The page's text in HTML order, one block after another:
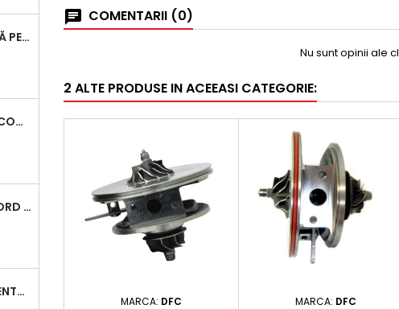
CARTUȘ TURBINĂ PENTRU AUDI A4, A6, SKODA SUPERB ȘI VW PASSAT, MOTOR DIESEL 1.9 TDI
CARTUȘ TURBOCOMPRESOR PENTRU VW, AUDI, SEAT, SKODA - MOTOR DIESEL 2.0 TDI
MIEZ TURBINĂ FORD TRANSIT 2.2 TDCI (2007-2016)
MIEZ TURBINĂ PENTRU CITROËN, FORD, MAZDA, MINI, PEUGEOT ȘI VOLVO - MOTORIZĂRI 1.6 HDI ȘI 1.6 D
COMENTARII (0)
Nu sunt opinii ale
2 ALTE PRODUSE IN ACEEASI CATEGORIE:
MARCA: DFC MARCA: DFC